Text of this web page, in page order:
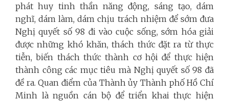
phát huy tinh thần năng động, sáng tạo, dám
nghĩ, dám làm, dám chịu trách nhiệm để sớm đưa
Nghị quyết số 98 đi vào cuộc sống, sớm hóa giải
được những khó khăn, thách thức đặt ra từ thực
tiễn, biến thách thức thành cơ hội để thực hiện
thành công các mục tiêu mà Nghị quyết số 98 đã
đề ra. Quan điểm của Thành ủy Thành phố Hồ Chí
Minh là nguồn cán bộ để triển khai thực hiện